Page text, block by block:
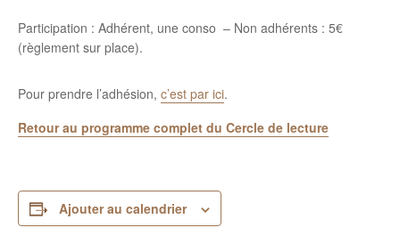
Participation : Adhérent, une conso – Non adhérents : 5€
(règlement sur place).
Pour prendre l’adhésion, c’est par ici.
Retour au programme complet du Cercle de lecture
Ajouter au calendrier